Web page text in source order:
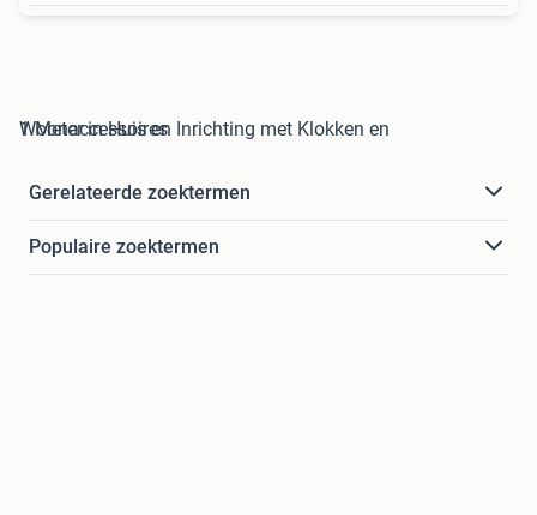
1 Meter in Huis en Inrichting met Klokken en Woonaccessoires
Gerelateerde zoektermen
Populaire zoektermen